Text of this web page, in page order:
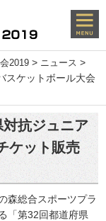
2019 > ニュース >
スケットボール大会
抗ジュニア
ケット販売
森総合スポーツプラ
「第32回都道府県